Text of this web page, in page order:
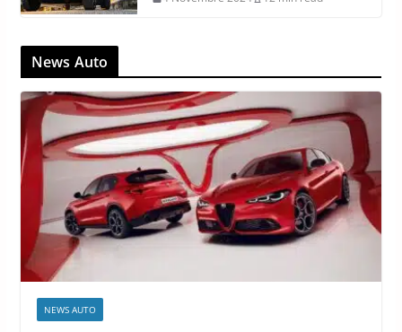
News Auto
NEWS AUTO